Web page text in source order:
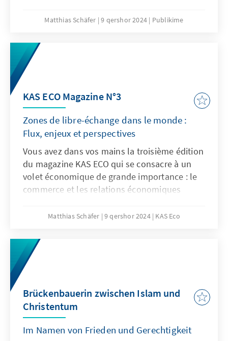
bleibende Unbekannte.
Matthias Schäfer 9 qershor 2024 Publikime
KAS ECO Magazine N°3
Zones de libre-échange dans le monde :
Flux, enjeux et perspectives
Vous avez dans vos mains la troisième édition
du magazine KAS ECO qui se consacre à un
volet économique de grande importance : le
commerce et les relations économiques
Matthias Schäfer 9 qershor 2024 KAS Eco
Brückenbauerin zwischen Islam und
Christentum
Im Namen von Frieden und Gerechtigkeit